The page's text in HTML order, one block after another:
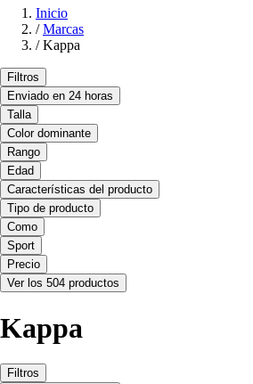
Inicio
/ Marcas
/ Kappa
Filtros
Enviado en 24 horas
Talla
Color dominante
Rango
Edad
Características del producto
Tipo de producto
Como
Sport
Precio
Ver los 504 productos
Kappa
Filtros